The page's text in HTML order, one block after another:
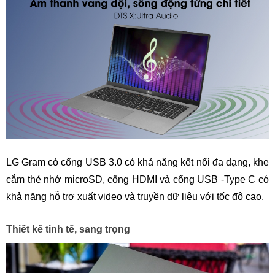
LG Gram có cổng USB 3.0 có khả năng kết nối đa dạng, khe
cắm thẻ nhớ microSD, cổng HDMI và cổng USB -Type C có
khả năng hỗ trợ xuất video và truyền dữ liệu với tốc độ cao.
Thiết kế tinh tế, sang trọng